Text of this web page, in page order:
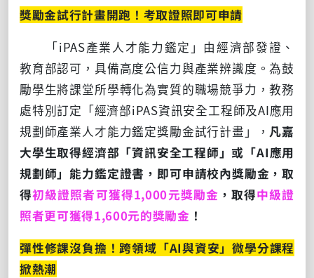
獎勵金試行計畫開跑！考取證照即可申請
「iPAS產業人才能力鑑定」由經濟部發證、
教育部認可，具備高度公信力與產業辨識度。為鼓
勵學生將課堂所學轉化為實質的職場競爭力，教務
處特別訂定「經濟部iPAS資訊安全工程師及AI應用
規劃師產業人才能力鑑定獎勵金試行計畫」， 凡嘉
大學生取得經濟部「資訊安全工程師」或「AI應用
規劃師」能力鑑定證書，即可申請校內獎勵金，取
得初級證照者可獲得1,000元獎勵金 ，取得中級證
照者更可獲得1,600元的獎勵金 ！
彈性修課沒負擔！跨領域「AI與資安」微學分課程
掀熱潮